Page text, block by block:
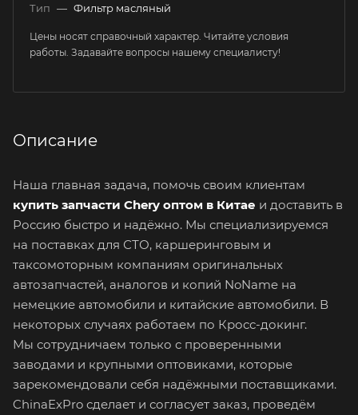
Тип — Фильтр масляный
Цены носят справочный характер. Читайте условия
работы. Задавайте вопросы нашему специалисту!
Описание
Наша главная задача, помочь своим клиентам
купить запчасти Chery оптом в Китае и доставить в
Россию быстро и надёжно. Мы специализируемся
на поставках для СТО, каршеринговым и
таксомоторным компаниям оригинальных
автозапчастей, аналогов и копий NoName на
немецкие автомобили и китайские автомобили. В
некоторых случаях работаем по Кросс-докинг.
Мы сотрудничаем только с проверенными
заводами и крупными оптовиками, которые
зарекомендовали себя надёжными поставщиками.
ChinaExPro сделает и согласует заказ, проведём